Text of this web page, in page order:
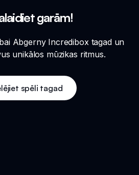
garām!
Abgerny Incredibox tagad un
unikālos mūzikas ritmus.
spēli tagad